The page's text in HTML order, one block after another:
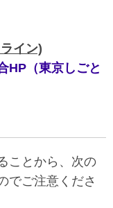
イン)
HP （東京しごと
ことから、次の
でご注意くださ